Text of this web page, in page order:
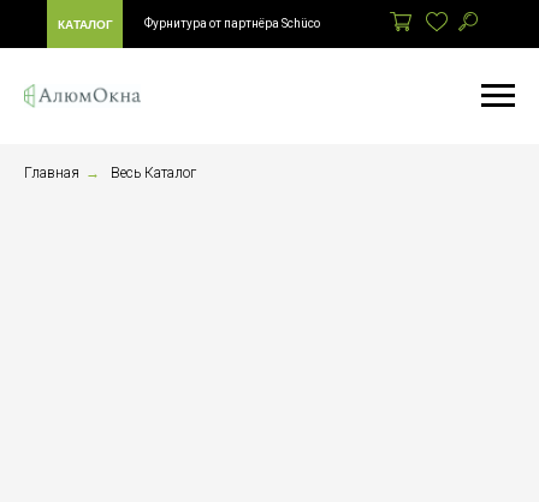
КАТАЛОГ Фурнитура от партнёра Schüco
Главная → Весь Каталог